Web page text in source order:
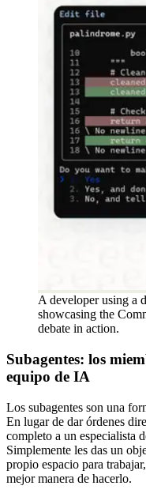
A developer using a
showcasing the
debate in action.
Subagentes: los
equipo de IA
Los subagentes son una
En lugar de dar órdenes
completo a un especialista
Simplemente les das un
propio espacio para
mejor manera de hacerlo.